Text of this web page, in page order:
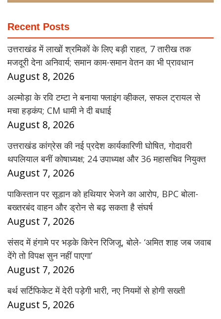
Recent Posts
उत्तराखंड में लाखों श्रमिकों के लिए बड़ी राहत, 7 तारीख तक
मजदूरी देना अनिवार्य; समान काम-समान वेतन का भी प्रावधान
August 8, 2026
अल्मोड़ा के रवि टम्टा ने बनाया फ्लाइंग व्हीकल, सफल ट्रायल से
मचा हड़कंप; CM धामी ने दी बधाई
August 8, 2026
उत्तराखंड कांग्रेस की नई प्रदेश कार्यकारिणी घोषित, गोदावरी
थपलियाल बनीं कोषाध्यक्ष; 24 उपाध्यक्ष और 36 महासचिव नियुक्त
August 7, 2026
पाकिस्तान पर सूडान को हथियार भेजने का आरोप, BPC बोला-
बख्तरबंद वाहन और ड्रोन से बढ़ सकता है संघर्ष
August 7, 2026
संसद में हंगामे पर भड़के किरेन रिजिजू, बोले- ‘अमित शाह जब जवाब
देंगे तो विपक्ष सुन नहीं पाएगा’
August 7, 2026
बर्थ सर्टिफिकेट में देरी पड़ेगी भारी, नए नियमों से होगी सख्ती
August 5, 2026